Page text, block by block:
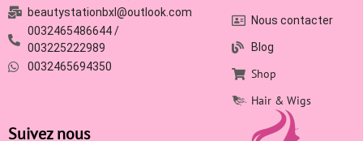
beautystationbxl@outlook.com
0032465486644 /
003225222989
0032465694350
Nous contacter
Blog
Shop
Hair & Wigs
Suivez nous